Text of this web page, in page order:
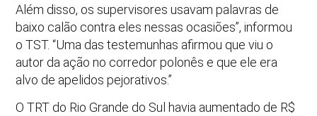
Além disso, os supervisores usavam palavras de
baixo calão contra eles nessas ocasiões”, informou
o TST. “Uma das testemunhas afirmou que viu o
autor da ação no corredor polonês e que ele era
alvo de apelidos pejorativos.”
O TRT do Rio Grande do Sul havia aumentado de R$